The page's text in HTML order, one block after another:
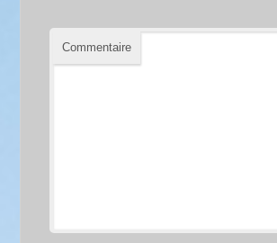
Commentaire